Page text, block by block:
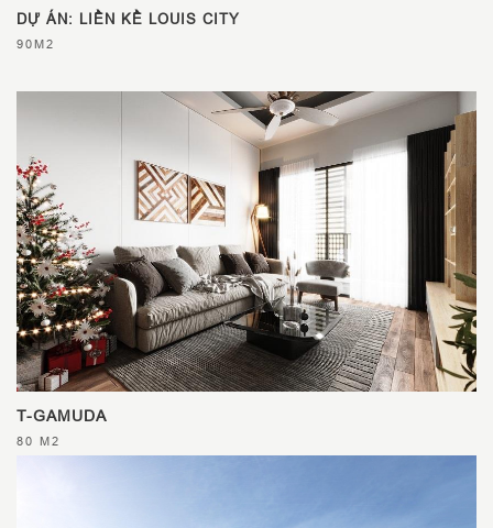
DỰ ÁN: LIỀN KỀ LOUIS CITY
90M2
T-GAMUDA
80 M2